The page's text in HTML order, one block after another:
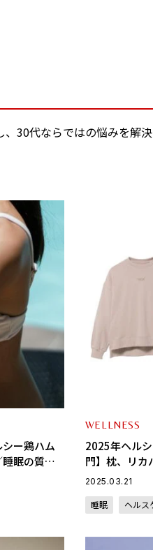
30代ならではの悩みを解
シー鶏ハム
眠の質向
事まとめ〉
WELLNESS
2025年ヘル
門】枕、リカ
｜美と健康の
2025.03.21
睡眠 ヘルス